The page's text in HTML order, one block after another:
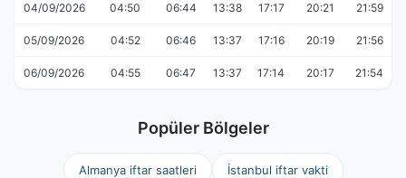
04/09/2026 04:50 06:44 13:38 17:17 20:21 21:59
05/09/2026 04:52 06:46 13:37 17:16 20:19 21:56
06/09/2026 04:55 06:47 13:37 17:14 20:17 21:54
Popüler Bölgeler
Almanya iftar saatleri İstanbul iftar vakti